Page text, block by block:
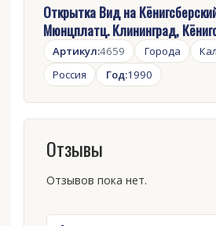
Открытка Вид на
Мюнцплатц. Клининград,
Артикул:4659 Города
Россия
Год:1990
Отзывы
Отзывов пока нет.